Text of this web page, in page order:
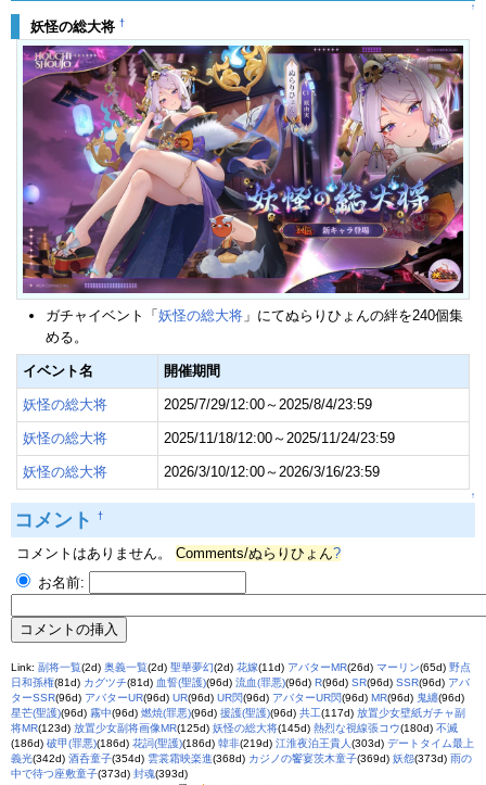
↑
妖怪の総大将 †
ガチャイベント「 妖怪の総大将 」にてぬらりひょんの絆を240個集
める。
イベント名 開催期間
妖怪の総大将 2025/7/29/12:00～2025/8/4/23:59
妖怪の総大将 2025/11/18/12:00～2025/11/24/23:59
妖怪の総大将 2026/3/10/12:00～2026/3/16/23:59
↑
コメント †
コメントはありません。 Comments/ぬらりひょん?
お名前:
Link: 副将一覧(2d) 奥義一覧(2d) 聖華夢幻(2d) 花嫁(11d) アバターMR(26d) マーリン(65d) 野点
日和孫権(81d) カグツチ(81d) 血誓(聖護)(96d) 流血(罪悪)(96d) R(96d) SR(96d) SSR(96d) アバ
ターSSR(96d) アバターUR(96d) UR(96d) UR閃(96d) アバターUR閃(96d) MR(96d) 鬼纏(96d)
星芒(聖護)(96d) 霧中(96d) 燃焼(罪悪)(96d) 援護(聖護)(96d) 共工(117d) 放置少女壁紙ガチャ副
将MR(123d) 放置少女副将画像MR(125d) 妖怪の総大将(145d) 熱烈な視線張コウ(180d) 不滅
(186d) 破甲(罪悪)(186d) 花詞(聖護)(186d) 韓非(219d) 江淮夜泊王貴人 (303d) デートタイム最上
義光(342d) 酒呑童子(354d) 雲裳霜映楽進(368d) カジノの饗宴茨木童子(369d) 妖怨(373d) 雨の
中で待つ座敷童子(373d) 封魂(393d)